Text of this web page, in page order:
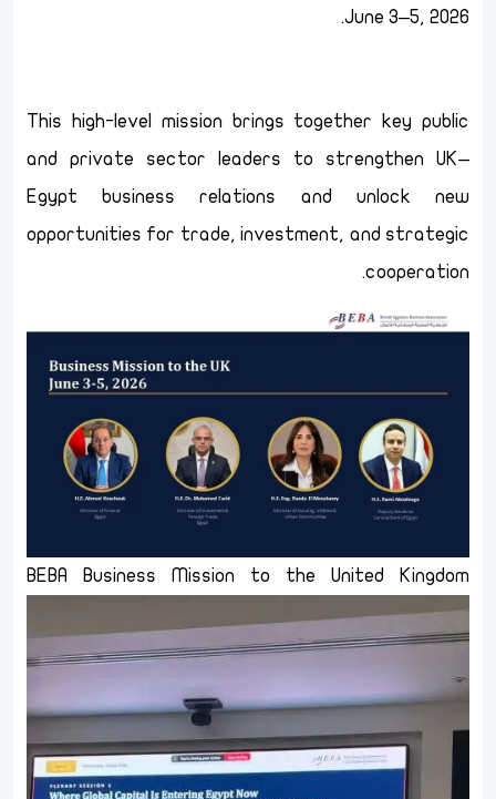
June 3–5, 2026.
This high-level mission brings together key public
and private sector leaders to strengthen UK–
Egypt business relations and unlock new
opportunities for trade, investment, and strategic
cooperation.
BEBA Business Mission to the United Kingdom